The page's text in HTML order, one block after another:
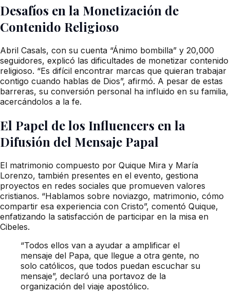
Desafíos en la Monetización de
Contenido Religioso
Abril Casals, con su cuenta “Ánimo bombilla” y 20,000
seguidores, explicó las dificultades de monetizar contenido
religioso. “Es difícil encontrar marcas que quieran trabajar
contigo cuando hablas de Dios”, afirmó. A pesar de estas
barreras, su conversión personal ha influido en su familia,
acercándolos a la fe.
El Papel de los Influencers en la
Difusión del Mensaje Papal
El matrimonio compuesto por Quique Mira y María
Lorenzo, también presentes en el evento, gestiona
proyectos en redes sociales que promueven valores
cristianos. “Hablamos sobre noviazgo, matrimonio, cómo
compartir esa experiencia con Cristo”, comentó Quique,
enfatizando la satisfacción de participar en la misa en
Cibeles.
“Todos ellos van a ayudar a amplificar el
mensaje del Papa, que llegue a otra gente, no
solo católicos, que todos puedan escuchar su
mensaje”, declaró una portavoz de la
organización del viaje apostólico.